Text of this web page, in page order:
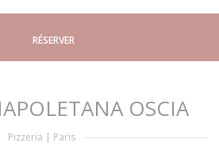
RÉSERVER
OSCIA
Pizzeria | Paris